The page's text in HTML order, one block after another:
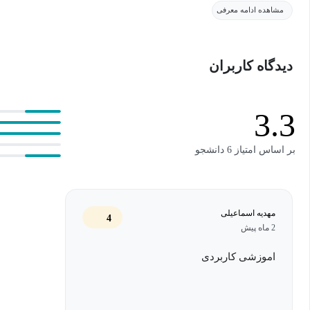
مشتری‌محوری: مشتری‌محوری معادل خدمات مشتری نیست،
نیازهای او آغاز می‌شود.
سرمایه‌گذاری.
با اتمام این دوره که بخشی از تخصص‌های بنیادهای کسب‌وکار
مشاهده ادامه معرفی
دیدگاه کاربران
3.3
بر اساس امتیاز 6 دانشجو
مهدیه اسماعیلی
2 ماه پیش
4
اموزشی کاربردی